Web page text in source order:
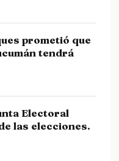
prometió que
tendrá
Electoral
las elecciones.